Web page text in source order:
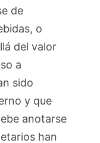
de
o
del valor
a
sido
y que
anotarse
han